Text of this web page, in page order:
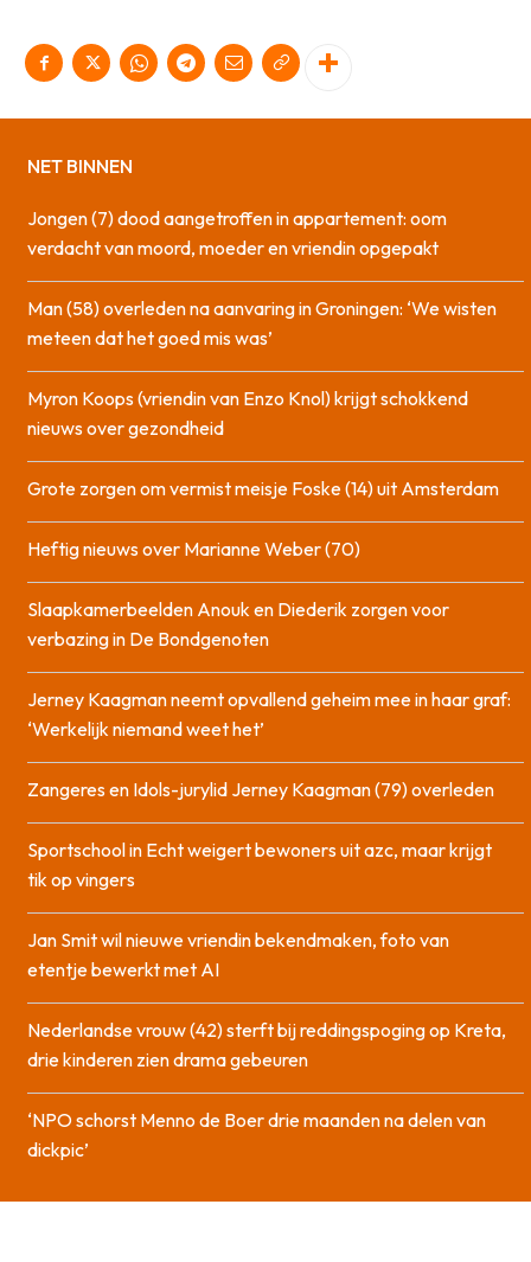
NET BINNEN
Jongen (7) dood aangetroffen in appartement: oom
verdacht van moord, moeder en vriendin opgepakt
Man (58) overleden na aanvaring in Groningen: ‘We wisten
meteen dat het goed mis was’
Myron Koops (vriendin van Enzo Knol) krijgt schokkend
nieuws over gezondheid
Grote zorgen om vermist meisje Foske (14) uit Amsterdam
Heftig nieuws over Marianne Weber (70)
Slaapkamerbeelden Anouk en Diederik zorgen voor
verbazing in De Bondgenoten
Jerney Kaagman neemt opvallend geheim mee in haar graf:
‘Werkelijk niemand weet het’
Zangeres en Idols-jurylid Jerney Kaagman (79) overleden
Sportschool in Echt weigert bewoners uit azc, maar krijgt
tik op vingers
Jan Smit wil nieuwe vriendin bekendmaken, foto van
etentje bewerkt met AI
Nederlandse vrouw (42) sterft bij reddingspoging op Kreta,
drie kinderen zien drama gebeuren
‘NPO schorst Menno de Boer drie maanden na delen van
dickpic’